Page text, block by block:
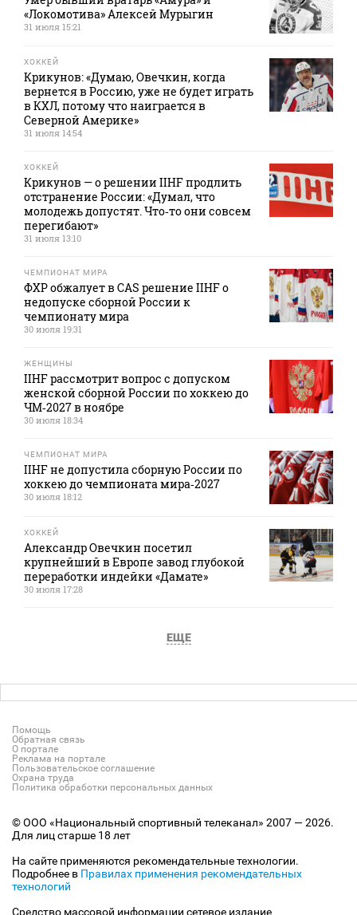
«Локомотива» Алексей Мурыгин
31 июля 15:21
ХОККЕЙ
Крикунов: «Думаю, Овечкин, когда
вернется в Россию, уже не будет играть
в КХЛ, потому что наиграется в
Северной Америке»
31 июля 14:54
ХОККЕЙ
Крикунов — о решении IIHF продлить
отстранение России: «Думал, что
молодежь допустят. Что‑то они совсем
перегибают»
31 июля 13:10
ЧЕМПИОНАТ МИРА
ФХР обжалует в CAS решение IIHF о
недопуске сборной России к
чемпионату мира
30 июля 19:31
ЖЕНЩИНЫ
IIHF рассмотрит вопрос с допуском
женской сборной России по хоккею до
ЧМ‑2027 в ноябре
30 июля 18:34
ЧЕМПИОНАТ МИРА
IIHF не допустила сборную России по
хоккею до чемпионата мира‑2027
30 июля 18:12
ХОККЕЙ
Александр Овечкин посетил
крупнейший в Европе завод глубокой
переработки индейки «Дамате»
30 июля 17:28
ЕЩЕ
Помощь
Обратная связь
О портале
Реклама на портале
Пользовательское соглашение
Охрана труда
Политика обработки персональных данных
© ООО «Национальный спортивный телеканал» 2007 — 2026.
Для лиц старше 18 лет
На сайте применяются рекомендательные технологии.
Подробнее в Правилах применения рекомендательных
технологий
Средство массовой информации сетевое издание